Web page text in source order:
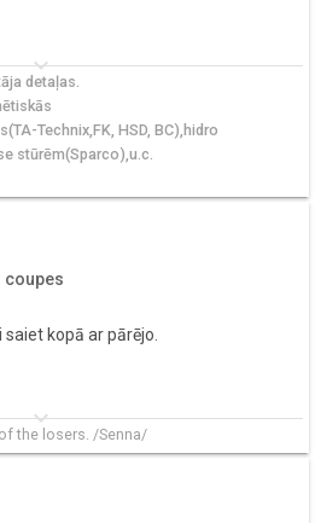
keyboard_arrow_down
detaļas.
Technix,FK, HSD, BC),hidro
stūrēm(Sparco),u.c.
coupes
kopā ar pārējo.
keyboard_arrow_down
the losers. /Senna/